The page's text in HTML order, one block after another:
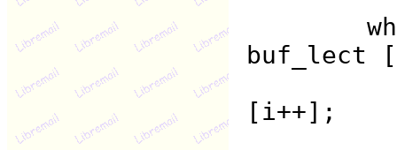
while
buf_lect
[i++];